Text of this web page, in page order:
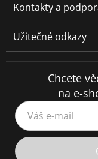
Kontakty a
Užitečné odkazy
Chcete
na e-
Váš e-mail